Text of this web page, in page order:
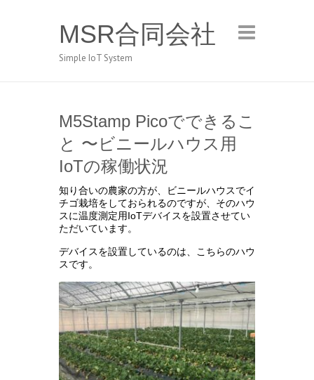
MSR合同会社
Simple IoT System
M5Stamp Picoでできるこ
と 〜ビニールハウス用
IoTの稼働状況
知り合いの農家の方が、ビニールハウスでイ
チゴ栽培をしておられるのですが、そのハウ
スに温度測定用IoTデバイスを設置させてい
ただいています。
デバイスを設置しているのは、こちらのハウ
スです。